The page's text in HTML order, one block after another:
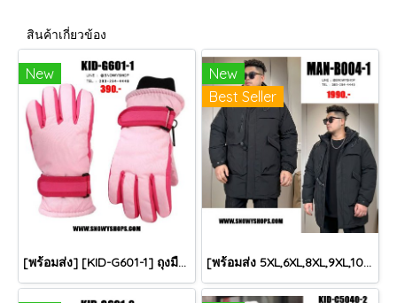
สินค้าเกี่ยวข้อง
New
[พร้อมส่ง] [KID-G601-1] ถุงมือกันหนาวเด็กสีชมพูอ่อน ซับขนด้านใน ใส่กันหนาวเล่นหิมะได้ (เหมาะสำหรับเด็ก 3-5ขวบ)
New
Best Seller
[พร้อมส่ง 5XL,6XL,8XL,9XL,10XL] [Man-B004-1] Down Jackets BigSize เสื้อโค้ทขนเป็ดกันหนาวสีดำชายไซด์ใหญ่ มีหมวกฮู้ด ซิปด้านหน้า กันน้ำ ใส่กันหนาวติดลบได้อย่างดี